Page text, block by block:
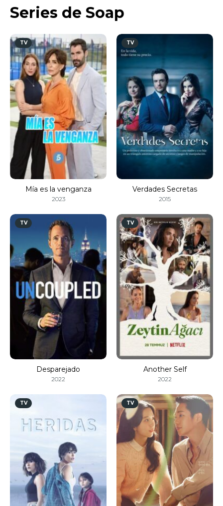
Series de Soap
TV
Mía es la venganza
2023
TV
Verdades Secretas
2015
TV
Desparejado
2022
TV
Another Self
2022
TV TV